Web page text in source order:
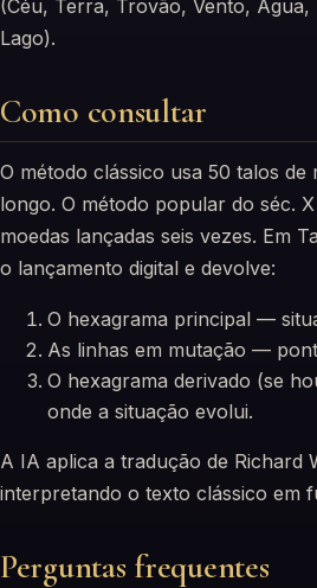
(Céu, Terra, Trovão, Vento,
Lago).
Como consultar
O método clássico usa 50 talos de
longo. O método popular do séc.
moedas lançadas seis vezes. Em
o lançamento digital e devolve:
O hexagrama principal —
As linhas em mutação —
O hexagrama derivado (se
onde a situação evolui.
A IA aplica a tradução de Richard
interpretando o texto clássico em
Perguntas frequentes